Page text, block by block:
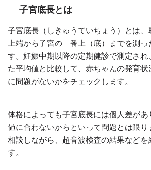
子宮底長とは
子宮底長（しきゅうていちょう）とは、
上端から子宮の一番上（底）までを測
す。妊娠中期以降の定期健診で測定され
た平均値と比較して、赤ちゃんの発育状
に問題がないかをチェックします。
体格によっても子宮底長には個人差があ
値に合わないからといって問題とは限り
相談しながら、超音波検査の結果などを
す。